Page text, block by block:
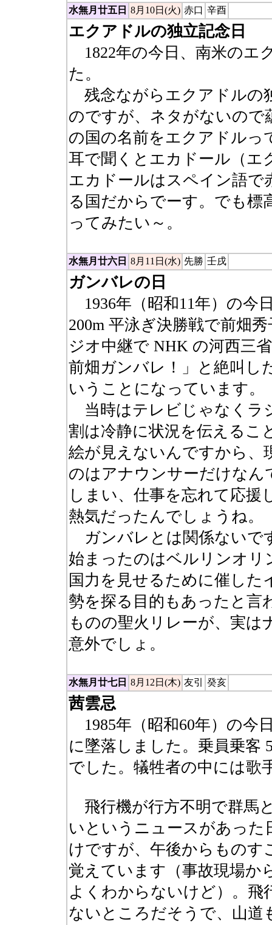
水無月廿五日 8月10日(火) 赤口 辛酉
エクアドルの独立記念日
1822年の今日、南米のエ
た。
残念ながらエクアドルの
のですが、ネタがないので
の国の名前をエクアドルっ
耳で聞くとエカドール（エ
エカドールはスペイン語で
る国だからでーす。でも標
ってみたい～。
水無月廿六日 8月11日(水) 先勝 壬戌
ガンバレの日
1936年（昭和11年）の今
200m 平泳ぎ決勝戦で前畑
ジオ中継で NHK の河西三
前畑ガンバレ！」と絶叫し
いうことになっています。
当時はテレビじゃなくラ
割は冷静に状況を伝えるこ
絵が見えないんですから、
のはアナウンサーだけな
しまい、仕事を忘れて応援
熱気だったんでしょうね。
ガンバレとは関係ないで
始まったのはベルリンオ
国力を見せるために催し
勢を探る目的もあったと言
ものの聖火リレーが、実
意外でしょ。
水無月廿七日 8月12日(木) 友引 癸亥
茜雲忌
1985年（昭和60年）の今
に墜落しました。乗員乗客
でした。犠牲者の中には歌
飛行機が行方不明で群馬
いというニュースがあっ
けですが、午後からものす
覚えています（事故現場か
よくわからないけど）。飛
ないところだそうで、山道